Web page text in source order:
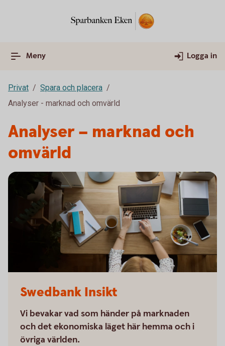
Meny Logga in
Privat
Spara och placera
Analyser - marknad och omvärld
Analyser – marknad och
omvärld
Swedbank Insikt
Vi bevakar vad som händer på marknaden
och det ekonomiska läget här hemma och i
övriga världen.